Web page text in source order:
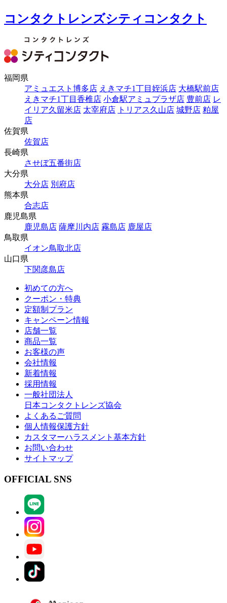
コンタクトレンズシティコンタクト
福岡県
アミュエスト博多店 えきマチ1丁目姪浜店 大橋駅前店
えきマチ1丁目香椎店 小倉駅アミュプラザ店 豊前店 レ
イリア久留米店 太宰府店 トリアス久山店 城野店 粕屋
店
佐賀県
佐賀店
長崎県
させぼ五番街店
大分県
大分店 別府店
熊本県
合志店
鹿児島県
鹿児島店 薩摩川内店 霧島店 鹿屋店
鳥取県
イオン鳥取北店
山口県
下関彦島店
初めての方へ
クーポン・特典
定額制プラン
キャンペーン情報
店舗一覧
商品一覧
お客様の声
会社情報
新着情報
採用情報
一般社団法人
日本コンタクトレンズ協会
よくあるご質問
個人情報保護方針
カスタマーハラスメント基本方針
お問い合わせ
サイトマップ
OFFICIAL SNS